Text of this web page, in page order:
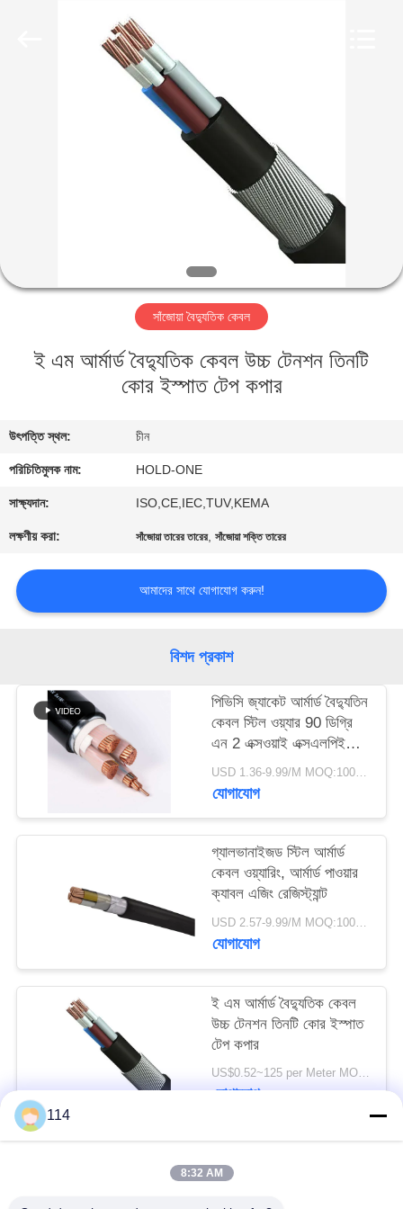
আমাদের
সম্পর্কে
কারখানা
মান
নিয়ন্ত্রণ
যোগাযোগ
করুন
খবর
ম্যাপ
গোপনীয়তা
সাঁজোয়া বৈদ্যুতিক কেবল
ই এম আর্মার্ড বৈদ্যুতিক কেবল উচ্চ টেনশন তিনটি
কোর ইস্পাত টেপ কপার
উৎপত্তি স্থল: চীন
পরিচিতিমুলক নাম: HOLD-ONE
সাক্ষ্যদান: ISO,CE,IEC,TUV,KEMA
লক্ষণীয় করা: সাঁজোয়া তারের তারের,সাঁজোয়া শক্তি তারের
আমাদের সাথে যোগাযোগ করুন!
বিশদ প্রকাশ
পিভিসি জ্যাকেট আর্মার্ড বৈদ্যুতিন
কেবল স্টিল ওয়্যার 90 ডিগ্রি
এন 2 এক্সওয়াই এক্সএলপিই
ইনসুলেশন
USD 1.36-9.99/M MOQ:100meter
যোগাযোগ
গ্যালভানাইজড স্টিল আর্মার্ড
কেবল ওয়্যারিং, আর্মার্ড পাওয়ার
ক্যাবল এজিং রেজিস্ট্যান্ট
USD 2.57-9.99/M MOQ:100meter
যোগাযোগ
ই এম আর্মার্ড বৈদ্যুতিক কেবল
উচ্চ টেনশন তিনটি কোর ইস্পাত
টেপ কপার
US$0.52~125 per Meter MOQ:200 মিটার
যোগাযোগ
114
8:32 AM